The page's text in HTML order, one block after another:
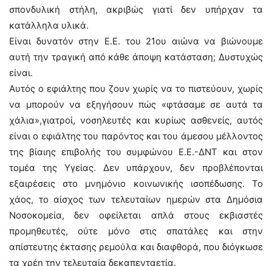
σπονδυλική στήλη, ακριβώς γιατί δεν υπήρχαν τα
κατάλληλα υλικά.
Είναι δυνατόν στην Ε.Ε. του 21ου αιώνα να βιώνουμε
αυτή την τραγική από κάθε άποψη κατάσταση; Δυστυχώς
είναι.
Αυτός ο εφιάλτης που ζουν χωρίς να το πιστεύουν, χωρίς
να μπορούν να εξηγήσουν πώς «φτάσαμε σε αυτά τα
χάλια»,γιατροί, νοσηλευτές και κυρίως ασθενείς, αυτός
είναι ο εφιάλτης του παρόντος και του άμεσου μέλλοντος
της βίαιης επιβολής του συμφώνου Ε.Ε.-ΔΝΤ και στον
τομέα της Υγείας. Δεν υπάρχουν, δεν προβλέπονται
εξαιρέσεις στο μνημόνιο κοινωνικής ισοπέδωσης. Το
χάος, το αίσχος των τελευταίων ημερών στα Δημόσια
Νοσοκομεία, δεν οφείλεται απλά στους εκβιαστές
προμηθευτές, ούτε μόνο στις σπατάλες και στην
απίστευτης έκτασης ρεμούλα και διαφθορά, που διόγκωσε
τα χρέη την τελευταία δεκαπενταετία.